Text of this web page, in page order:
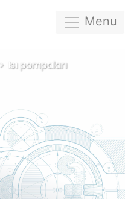
Menu
Isı pompaları